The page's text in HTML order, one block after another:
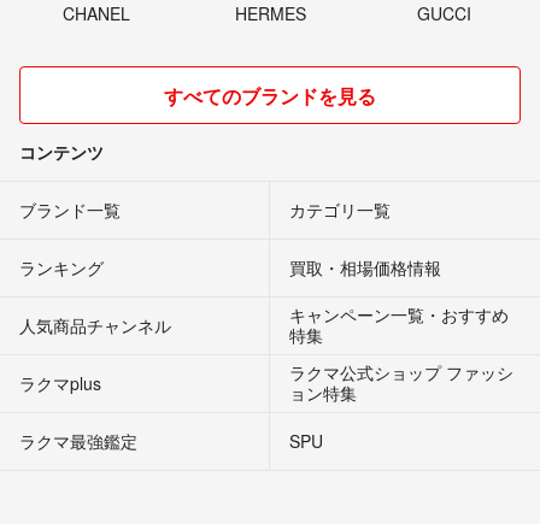
CHANEL HERMES GUCCI
すべてのブランドを見る
コンテンツ
ブランド一覧 カテゴリ一覧
ランキング 買取・相場価格情報
人気商品チャンネル
キャンペーン一覧・おすすめ
特集
ラクマplus
ラクマ公式ショップ ファッシ
ョン特集
ラクマ最強鑑定
SPU